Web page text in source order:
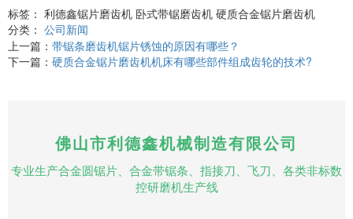
标签： 利德鑫锯片磨齿机 卧式带锯磨齿机 硬质合金锯片磨齿机
分类： 公司新闻
上一篇： 带锯条磨齿机锯片锈蚀的原因有哪些？
下一篇： 硬质合金锯片磨齿机机床有哪些部件组成齿轮的技术?
佛山市利德鑫机械制造有限公司
专业生产合金圆锯片、合金带锯条、指接刀、飞刀、各类非标数
控研磨机生产线